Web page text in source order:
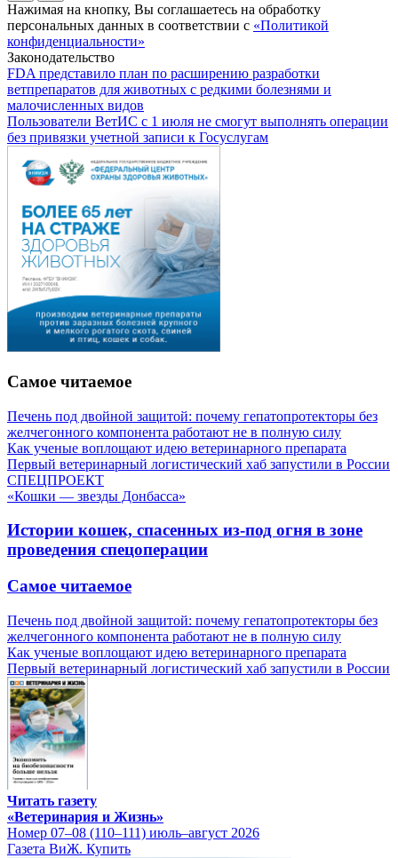
Нажимая на кнопку, Вы соглашаетесь на обработку
персональных данных в соответствии с «Политикой
конфиденциальности»
Законодательство
FDA представило план по расширению разработки
ветпрепаратов для животных с редкими болезнями и
малочисленных видов
Пользователи ВетИС с 1 июля не смогут выполнять операции
без привязки учетной записи к Госуслугам
Самое читаемое
Печень под двойной защитой: почему гепатопротекторы без
желчегонного компонента работают не в полную силу
Как ученые воплощают идею ветеринарного препарата
Первый ветеринарный логистический хаб запустили в России
СПЕЦПРОЕКТ
«Кошки — звезды Донбасса»
Истории кошек, спасенных из-под огня в зоне
проведения спецоперации
Самое читаемое
Печень под двойной защитой: почему гепатопротекторы без
желчегонного компонента работают не в полную силу
Как ученые воплощают идею ветеринарного препарата
Первый ветеринарный логистический хаб запустили в России
Читать газету
«Ветеринария и Жизнь»
Номер 07–08 (110–111) июль–август 2026
Газета ВиЖ. Купить